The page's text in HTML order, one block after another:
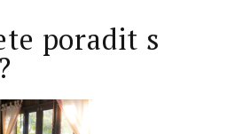
poradit s